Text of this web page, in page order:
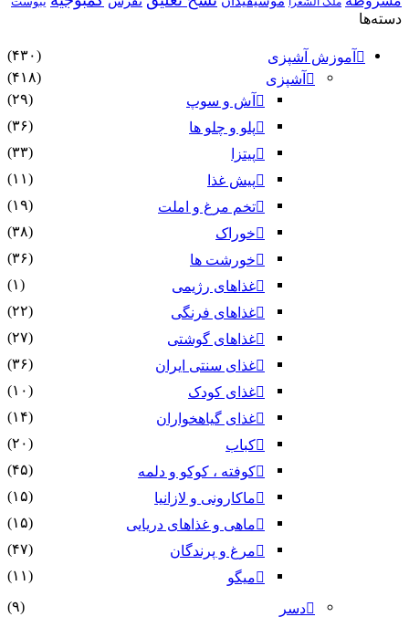
دسته‌ها
آموزش آشپزی
(۴۳۰)
آشپزی
(۴۱۸)
آش و سوپ
(۲۹)
پلو و چلو ها
(۳۶)
پیتزا
(۳۳)
پیش غذا
(۱۱)
تخم مرغ و املت
(۱۹)
خوراک
(۳۸)
خورشت ها
(۳۶)
غذاهای رژیمی
(۱)
غذاهای فرنگی
(۲۲)
غذاهای گوشتی
(۲۷)
غذای سنتی ایران
(۳۶)
غذای کودک
(۱۰)
غذای گیاهخواران
(۱۴)
کباب
(۲۰)
کوفته ، کوکو و دلمه
(۴۵)
ماکارونی و لازانیا
(۱۵)
ماهی و غذاهای دریایی
(۱۵)
مرغ و پرندگان
(۴۷)
میگو
(۱۱)
دسر
(۹)